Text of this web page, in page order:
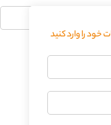
را وارد کنید